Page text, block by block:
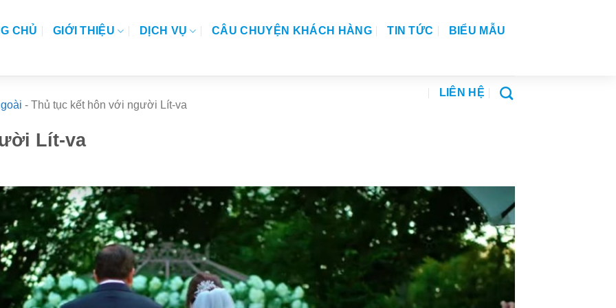
CHỦ GIỚI THIỆU DỊCH VỤ CÂU CHUYỆN KHÁCH HÀNG TIN TỨC BIỂU MẪU
LIÊN HỆ
- Thủ tục kết hôn với người Lít-va
Lít-va